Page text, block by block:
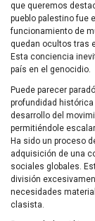
que queremos
pueblo palestino fue
funcionamiento de
quedan ocultos tras
Esta conciencia
país en el genocidio.
Puede parecer
profundidad
desarrollo del
permitiéndole
Ha sido un proceso
adquisición de una
sociales globales.
división
necesidades
clasista.